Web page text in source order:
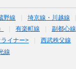
野線 埼京線・川越線
有楽町線 副都心線
イナー> 西武秩父線
線